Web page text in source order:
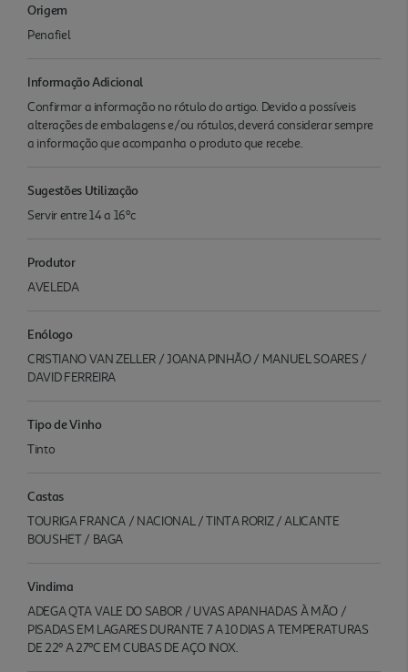
Origem
Penafiel
Informação Adicional
Confirmar a informação no rótulo do artigo. Devido a possíveis
alterações de embalagens e/ou rótulos, deverá considerar sempre
a informação que acompanha o produto que recebe.
Sugestões Utilização
Servir entre 14 a 16ºc
Produtor
AVELEDA
Enólogo
CRISTIANO VAN ZELLER / JOANA PINHÃO / MANUEL SOARES /
DAVID FERREIRA
Tipo de Vinho
Tinto
Castas
TOURIGA FRANCA / NACIONAL / TINTA RORIZ / ALICANTE
BOUSHET / BAGA
Vindima
ADEGA QTA VALE DO SABOR / UVAS APANHADAS À MÃO /
PISADAS EM LAGARES DURANTE 7 A 10 DIAS A TEMPERATURAS
DE 22º A 27ºC EM CUBAS DE AÇO INOX.